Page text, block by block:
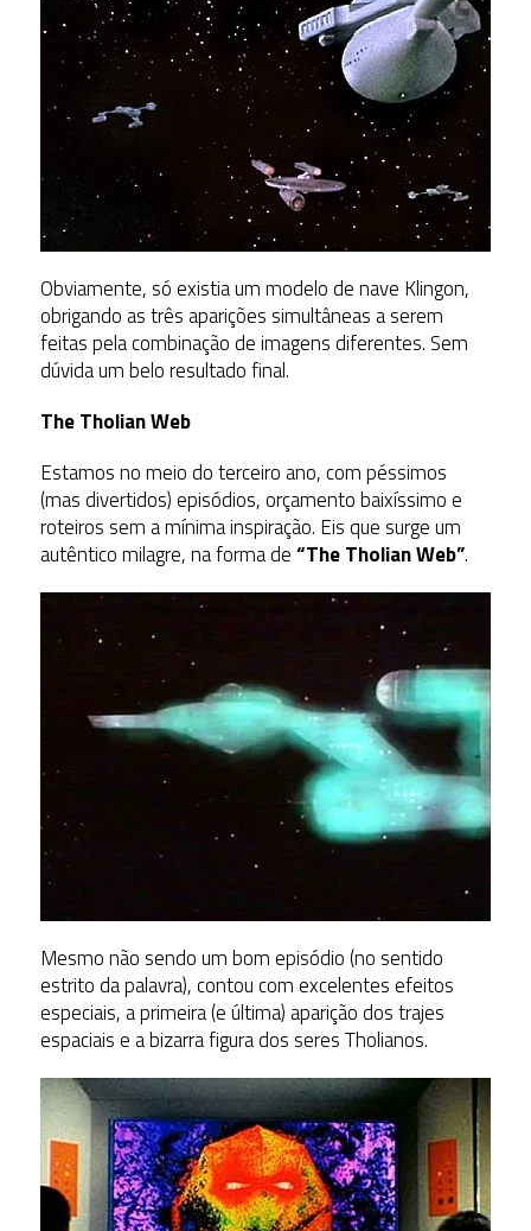
Obviamente, só existia um modelo de nave Klingon,
obrigando as três aparições simultâneas a serem
feitas pela combinação de imagens diferentes. Sem
dúvida um belo resultado final.
The Tholian Web
Estamos no meio do terceiro ano, com péssimos
(mas divertidos) episódios, orçamento baixíssimo e
roteiros sem a mínima inspiração. Eis que surge um
autêntico milagre, na forma de“The Tholian Web”.
Mesmo não sendo um bom episódio (no sentido
estrito da palavra), contou com excelentes efeitos
especiais, a primeira (e última) aparição dos trajes
espaciais e a bizarra figura dos seres Tholianos.